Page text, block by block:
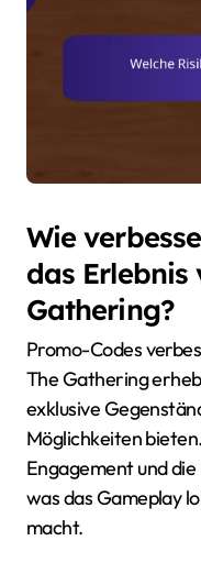
Wie
das Erlebnis
Gathering?
Promo-Codes
The Gathering
exklusive
Möglichkeiten
Engagement und
was das Gameplay
macht.